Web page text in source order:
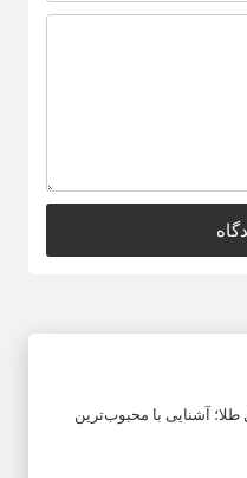
طلا؛ آشنایی با محبوب‌ترین